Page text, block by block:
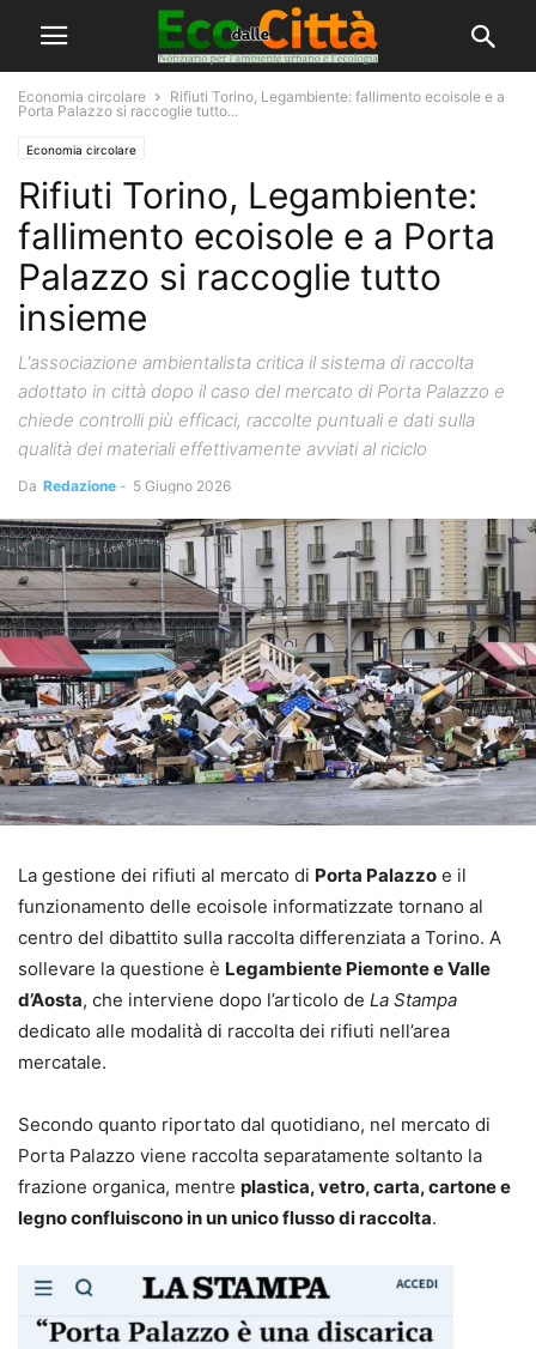
Economia circolare
Rifiuti Torino, Legambiente: fallimento ecoisole e a
Porta Palazzo si raccoglie tutto...
Economia circolare
Rifiuti Torino, Legambiente:
fallimento ecoisole e a Porta
Palazzo si raccoglie tutto
insieme
L'associazione ambientalista critica il sistema di raccolta
adottato in città dopo il caso del mercato di Porta Palazzo e
chiede controlli più efficaci, raccolte puntuali e dati sulla
qualità dei materiali effettivamente avviati al riciclo
Da Redazione - 5 Giugno 2026
La gestione dei rifiuti al mercato di Porta Palazzo e il
funzionamento delle ecoisole informatizzate tornano al
centro del dibattito sulla raccolta differenziata a Torino. A
sollevare la questione è Legambiente Piemonte e Valle
d’Aosta, che interviene dopo l’articolo de La Stampa
dedicato alle modalità di raccolta dei rifiuti nell’area
mercatale.
Secondo quanto riportato dal quotidiano, nel mercato di
Porta Palazzo viene raccolta separatamente soltanto la
frazione organica, mentre plastica, vetro, carta, cartone e
legno confluiscono in un unico flusso di raccolta.